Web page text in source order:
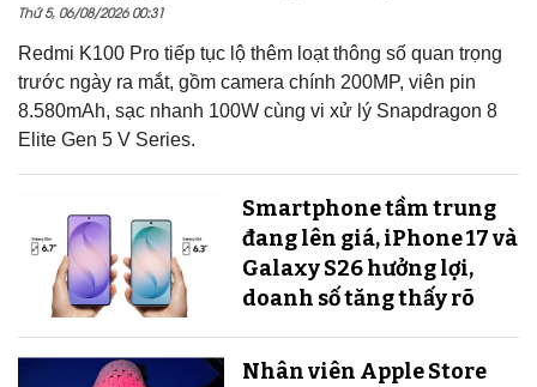
Thứ 5, 06/08/2026 00:31
Redmi K100 Pro tiếp tục lộ thêm loạt thông số quan trọng
trước ngày ra mắt, gồm camera chính 200MP, viên pin
8.580mAh, sạc nhanh 100W cùng vi xử lý Snapdragon 8
Elite Gen 5 V Series.
Smartphone tầm trung
đang lên giá, iPhone 17 và
Galaxy S26 hưởng lợi,
doanh số tăng thấy rõ
Nhân viên Apple Store